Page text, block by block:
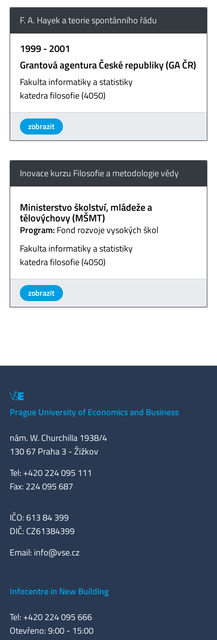
F. A. Hayek a teorie spontánního řádu
1999 - 2001
Grantová agentura České republiky (GA ČR)
Fakulta informatiky a statistiky
katedra filosofie (4050)
zobrazit
Inovace kurzu Filosofie a metodologie vědy
Ministerstvo školství, mládeže a
tělovýchovy (MŠMT)
Program:Fond rozvoje vysokých škol
Fakulta informatiky a statistiky
katedra filosofie (4050)
zobrazit
Prague University of Economics and Business
nám. W. Churchilla 1938/4
130 67 Praha 3 - Žižkov
Tel: +420 224 095 111
Fax: 224 095 687
IČO: 613 84 399
DIČ: CZ61384399
Email: info@vse.cz
Infocentre in New Building
Tel: +420 224 095 666
Otevřeno: 9:00 - 15:00